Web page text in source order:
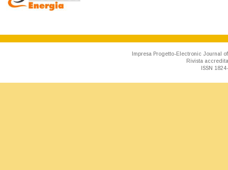
Impresa Progetto-Electronic Journal
Rivista
ISSN